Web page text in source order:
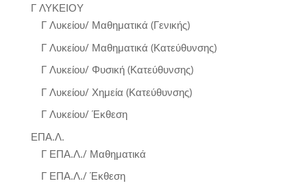
Γ ΛΥΚΕΙΟΥ
Γ Λυκείου/ Μαθηματικά (Γενικής)
Γ Λυκείου/ Μαθηματικά (Κατεύθυνσης)
Γ Λυκείου/ Φυσική (Κατεύθυνσης)
Γ Λυκείου/ Χημεία (Κατεύθυνσης)
Γ Λυκείου/ Έκθεση
ΕΠΑ.Λ.
Γ ΕΠΑ.Λ./ Μαθηματικά
Γ ΕΠΑ.Λ./ Έκθεση